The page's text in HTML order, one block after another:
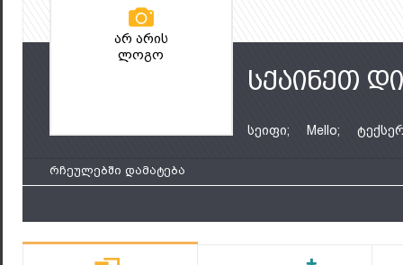
არ არის
ლოგო
სქაინეთ
სეიფი; Mello;
რჩეულებში დამატება